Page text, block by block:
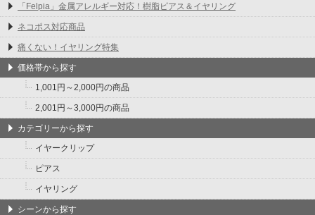
「Felpia」金属アレルギー対応！樹脂ピアス＆イヤリング
ネコポス対応商品
痛くない！イヤリング特集
価格帯から探す
1,001円～2,000円の商品
2,001円～3,000円の商品
カテゴリーから探す
イヤークリップ
ピアス
イヤリング
シーンから探す